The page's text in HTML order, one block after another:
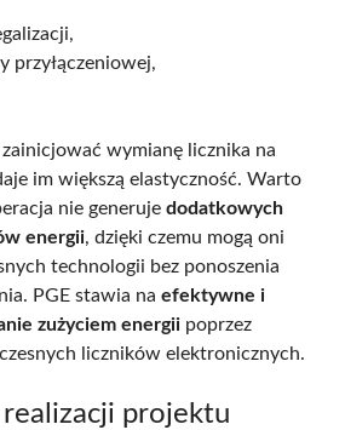
przyłączeniowej,
wymianę licznika na
im większą elastyczność. Warto
nie generuje dodatkowych
energii, dzięki czemu mogą oni
technologii bez ponoszenia
PGE stawia na efektywne i
zużyciem energii poprzez
liczników elektronicznych.
realizacji projektu